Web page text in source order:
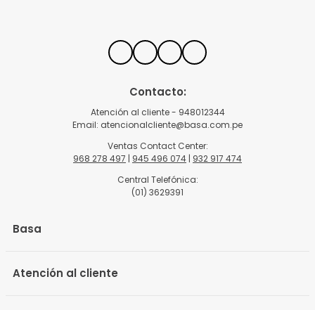
Contacto:
Atención al cliente - 948012344
Email: atencionalcliente@basa.com.pe
Ventas Contact Center:
968 278 497 | 945 496 074 | 932 917 474
Central Telefónica:
(01) 3629391
Basa
Atención al cliente